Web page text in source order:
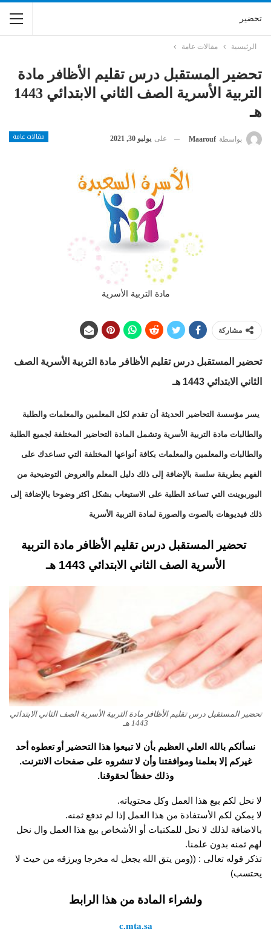
تحضير
الرئيسية مقالات عامة
تحضير المستقبل درس تقليم الأظافر مادة
التربية الأسرية الصف الثاني الابتدائي 1443
هـ
مقالات عامة بواسطة Maarouf على يوليو 30, 2021
مادة التربية الأسرية
مشاركة
تحضير المستقبل درس تقليم الأظافر مادة التربية الأسرية الصف
الثاني الابتدائي 1443 هـ
يسر مؤسسة التحاضير الحديثة أن تقدم لكل المعلمين والمعلمات والطلبة
والطالبات مادة التربية الأسرية وتشمل المادة التحاضير المختلفة لجميع الطلبة
والطالبات والمعلمين والمعلمات بكافة أنواعها المختلفة التي تساعدك على
الفهم بطريقة سلسة بالإضافة إلى ذلك دليل المعلم والعروض التوضيحية من
البوربوينت التي تساعد الطلبة على الاستيعاب بشكل اكثر وضوحا بالإضافة إلى
ذلك فيديوهات بالصوت والصورة لمادة التربية الأسرية
تحضير المستقبل درس تقليم الأظافر مادة التربية
الأسرية الصف الثاني الابتدائي 1443 هـ
تحضير المستقبل درس تقليم الأظافر مادة التربية الأسرية الصف الثاني الابتدائي
1443 هـ
نسألكم بالله العلي العظيم بأن لا تبيعوا هذا التحضير أو تعطوه أحد
غيركم إلا بعلمنا وموافقتنا وأن لا تنشروه على صفحات الانترنت.
وذلك حفظاً لحقوقنا.
لا نحل لكم بيع هذا العمل وكل محتوياته.
لا يمكن لكم الأستفادة من هذا العمل إذا لم تدفع ثمنه.
بالاضافة لذلك لا نحل للمكتبات أو الأشخاص بيع هذا العمل وال نحل
لهم ثمنه بدون علمنا.
تذكر قوله تعالى : ((ومن يتق الله يجعل له مخرجا ويرزقه من حيث لا
يحتسب)
ولشراء المادة من هذا الرابط
c.mta.sa